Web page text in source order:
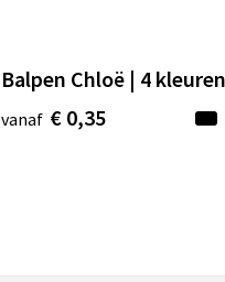
Balpen Chloë | 4 kleuren
vanaf € 0,35